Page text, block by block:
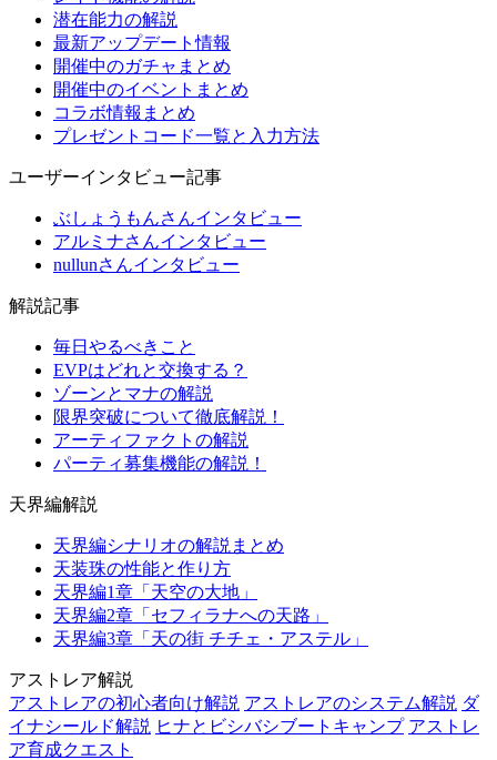
潜在能力の解説
最新アップデート情報
開催中のガチャまとめ
開催中のイベントまとめ
コラボ情報まとめ
プレゼントコード一覧と入力方法
ユーザーインタビュー記事
ぶしょうもんさんインタビュー
アルミナさんインタビュー
nullunさんインタビュー
解説記事
毎日やるべきこと
EVPはどれと交換する？
ゾーンとマナの解説
限界突破について徹底解説！
アーティファクトの解説
パーティ募集機能の解説！
天界編解説
天界編シナリオの解説まとめ
天装珠の性能と作り方
天界編1章「天空の大地」
天界編2章「セフィラナへの天路」
天界編3章「天の街 チチェ・アステル」
アストレア解説
アストレアの初心者向け解説 アストレアのシステム解説 ダ
イナシールド解説 ヒナとビシバシブートキャンプ アストレ
ア育成クエスト